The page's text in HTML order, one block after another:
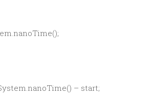
– start;